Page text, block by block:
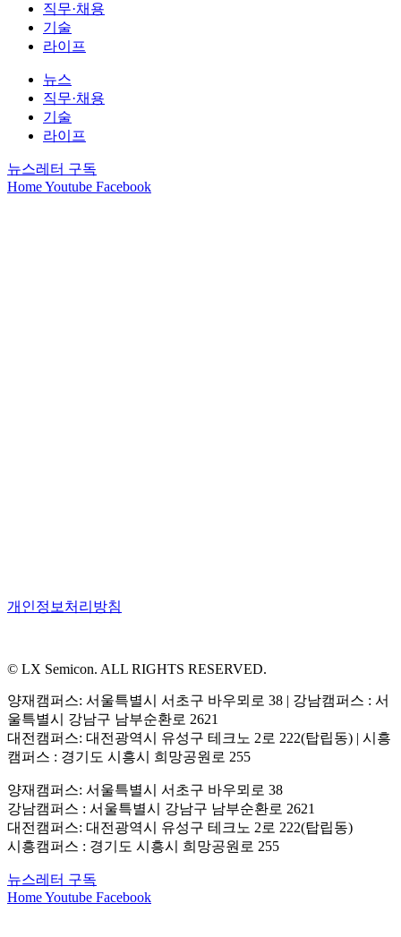
직무·채용
기술
라이프
뉴스
직무·채용
기술
라이프
뉴스레터 구독
HomeYoutube Facebook
개인정보처리방침
© LX Semicon. ALL RIGHTS RESERVED.
양재캠퍼스: 서울특별시 서초구 바우뫼로 38 | 강남캠퍼스 : 서
울특별시 강남구 남부순환로 2621
대전캠퍼스: 대전광역시 유성구 테크노 2로 222(탑립동) | 시흥
캠퍼스 : 경기도 시흥시 희망공원로 255
양재캠퍼스: 서울특별시 서초구 바우뫼로 38
강남캠퍼스 : 서울특별시 강남구 남부순환로 2621
대전캠퍼스: 대전광역시 유성구 테크노 2로 222(탑립동)
시흥캠퍼스 : 경기도 시흥시 희망공원로 255
뉴스레터 구독
HomeYoutube Facebook